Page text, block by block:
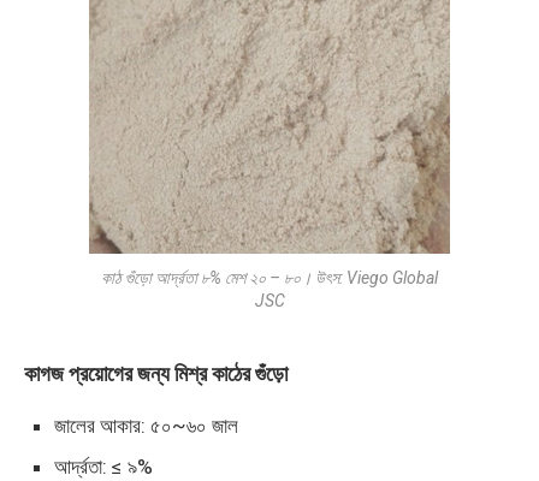
কাঠ গুঁড়ো আর্দ্রতা ৮% মেশ ২০ – ৮০। উৎস: Viego Global
JSC
কাগজ প্রয়োগের জন্য মিশ্র কাঠের গুঁড়ো
জালের আকার: ৫০~৬০ জাল
আর্দ্রতা: ≤ ৯%